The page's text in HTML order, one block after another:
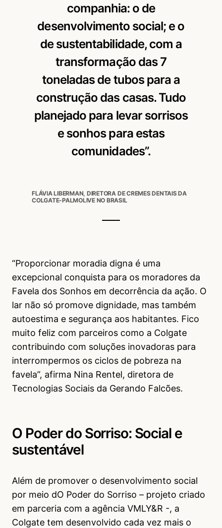
companhia: o de
desenvolvimento social; e o
de sustentabilidade, com a
transformação das 7
toneladas de tubos para a
construção das casas. Tudo
planejado para levar sorrisos
e sonhos para estas
comunidades”.
FLÁVIA LIBERMAN, DIRETORA DE CREMES DENTAIS DA
COLGATE-PALMOLIVE NO BRASIL
“Proporcionar moradia digna é uma
excepcional conquista para os moradores da
Favela dos Sonhos em decorrência da ação. O
lar não só promove dignidade, mas também
autoestima e segurança aos habitantes. Fico
muito feliz com parceiros como a Colgate
contribuindo com soluções inovadoras para
interrompermos os ciclos de pobreza na
favela”, afirma Nina Rentel, diretora de
Tecnologias Sociais da Gerando Falcões.
O Poder do Sorriso: Social e
sustentável
Além de promover o desenvolvimento social
por meio dO Poder do Sorriso – projeto criado
em parceria com a agência VMLY&R -, a
Colgate tem desenvolvido cada vez mais o